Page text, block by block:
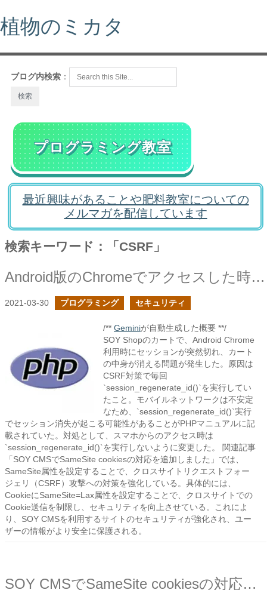
植物のミカタ
ブログ内検索 ：
プログラミング教室
最近興味があることや肥料教室についての
メルマガを配信しています
検索キーワード：「CSRF」
Android版のChromeでアクセスした時にPHPのセッションが突然切れる症状で苦戦した
2021-03-30 プログラミング セキュリティ
/** Geminiが自動生成した概要 **/
SOY Shopのカートで、Android Chrome
利用時にセッションが突然切れ、カート
の中身が消える問題が発生した。原因は
CSRF対策で毎回
`session_regenerate_id()`を実行してい
たこと。モバイルネットワークは不安定
なため、`session_regenerate_id()`実行
でセッション消失が起こる可能性があることがPHPマニュアルに記
載されていた。対処として、スマホからのアクセス時は
`session_regenerate_id()`を実行しないように変更した。 関連記事
「SOY CMSでSameSite cookiesの対応を追加しました」では、
SameSite属性を設定することで、クロスサイトリクエストフォー
ジェリ（CSRF）攻撃への対策を強化している。具体的には、
CookieにSameSite=Lax属性を設定することで、クロスサイトでの
Cookie送信を制限し、セキュリティを向上させている。これによ
り、SOY CMSを利用するサイトのセキュリティが強化され、ユー
ザーの情報がより安全に保護される。
SOY CMSでSameSite cookiesの対応を追加しました